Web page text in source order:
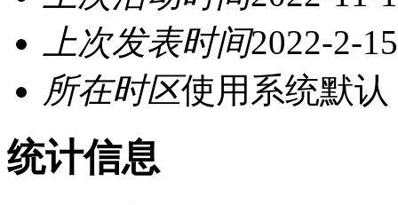
上次发表时间2022-2-
所在时区使用系统默认
统计信息